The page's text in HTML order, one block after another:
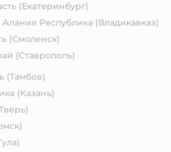
(Екатеринбург)
Республика (Владикавказ)
(Смоленск)
(Ставрополь)
(Тамбов)
(Казань)